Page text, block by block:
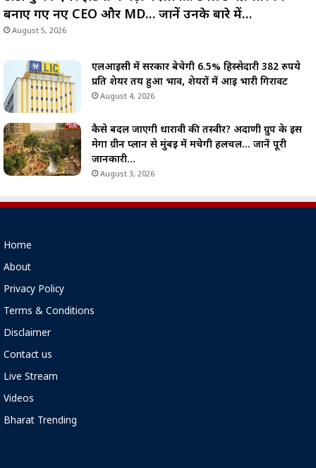
बनाए गए नए CEO और MD… जानें उनके बारे में…
August 5, 2026
एलआईसी में सरकार बेचेगी 6.5% हिस्सेदारी 382 रुपये
प्रति शेयर तय हुआ भाव, शेयरों में आई भारी गिरावट
August 4, 2026
कैसे बदल जाएगी धारावी की तस्वीर? अदाणी ग्रुप के इस
मेगा ग्रीन प्लान से मुंबई में मचेगी हलचल… जानें पूरी
जानकारी…
August 3, 2026
Home
About
Privacy Policy
Terms & Conditions
Disclaimer
Contact us
Live Stream
Videos
Bharat Trending